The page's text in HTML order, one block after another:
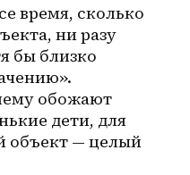
время, сколько
ни разу
бы близко
обожают
дети, для
объект — целый